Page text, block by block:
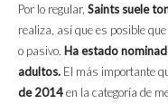
Por lo regular, Saints suele
realiza, así que es posible
o pasivo. Ha estado
adultos. El más importante
de 2014en la categoría de